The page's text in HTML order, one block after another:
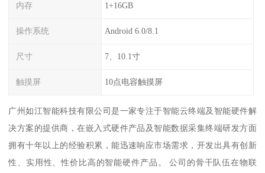
内存 1+16GB
操作系统 Android 6.0/8.1
尺寸 7、10.1寸
触摸屏 10点电容触摸屏
广州如江智能科技有限公司是一家专注于智能云终端及智能硬件解
决方案的提供商，在嵌入式硬件产品及智能数据采集终端研发方面
拥有十年以上的经验积累，能迅速响应市场需求，开发出具有创新
性、实用性、性价比高的智能硬件产品。 公司的骨干队伍在物联